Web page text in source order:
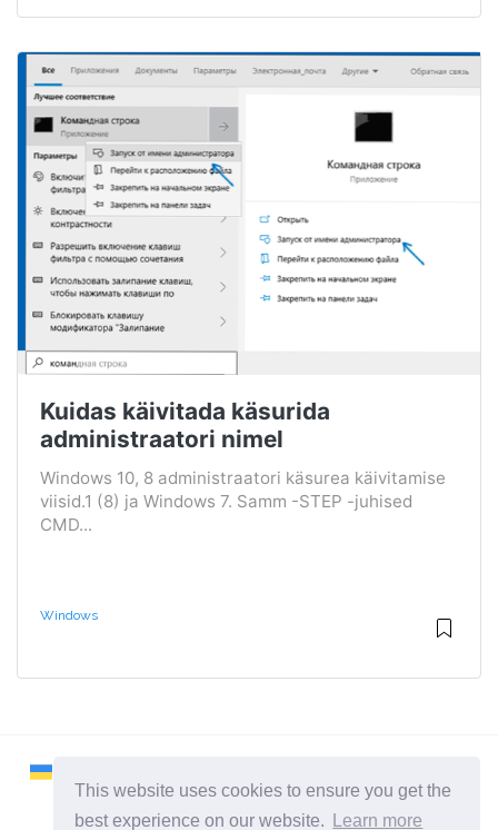
This website uses cookies to ensure you get the
best experience on our website.
Learn more
Kuidas käivitada käsurida
administraatori nimel
Windows 10, 8 administraatori käsurea käivitamise
viisid.1 (8) ja Windows 7. Samm -STEP -juhised
CMD...
Windows